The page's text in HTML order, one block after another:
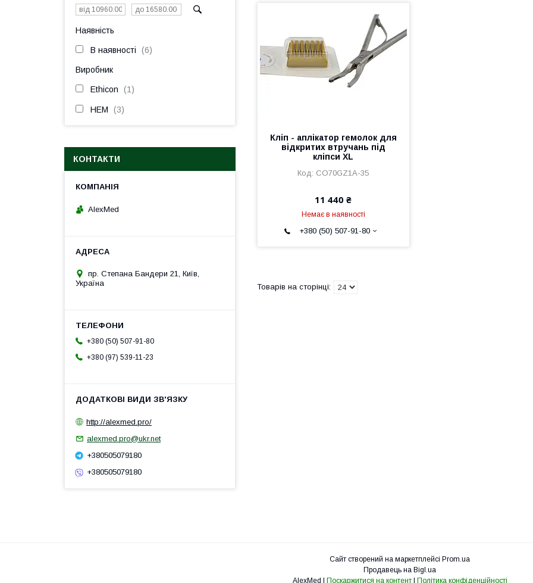
Кліп - аплікатор гемолок для
відкритих втручань під
кліпси XL
CO70GZ1A-35
11 440 ₴
Немає в наявності
+380 (50) 507-91-80
Наявність
В наявності 6
Виробник
Ethicon 1
HEM 3
КОНТАКТИ
AlexMed
пр. Степана Бандери 21, Київ,
Україна
+380 (50) 507-91-80
+380 (97) 539-11-23
http://alexmed.pro/
alexmed.pro@ukr.net
+380505079180
+380505079180
Сайт створений на маркетплейсі Prom.ua
Продавець на Bigl.ua
AlexMed | Поскаржитися на контент | Політика конфіденційності